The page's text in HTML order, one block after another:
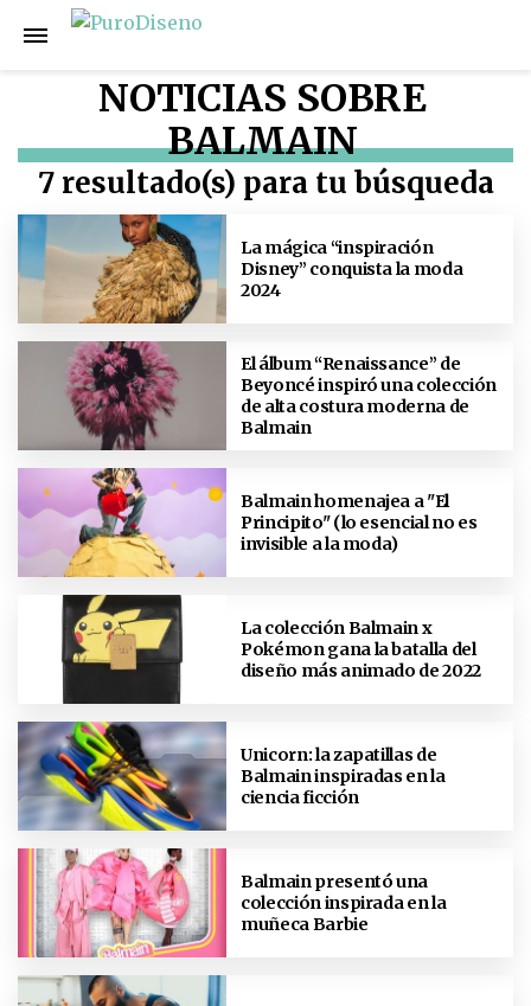
NOTICIAS SOBRE
BALMAIN
7 resultado(s) para tu búsqueda
La mágica “inspiración
Disney” conquista la moda
2024
El álbum “Renaissance” de
Beyoncé inspiró una colección
de alta costura moderna de
Balmain
Balmain homenajea a "El
Principito" (lo esencial no es
invisible a la moda)
La colección Balmain x
Pokémon gana la batalla del
diseño más animado de 2022
Unicorn: la zapatillas de
Balmain inspiradas en la
ciencia ficción
Balmain presentó una
colección inspirada en la
muñeca Barbie